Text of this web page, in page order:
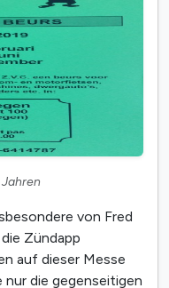
von Fred
Zündapp
auf dieser Messe
nur die gegenseitigen